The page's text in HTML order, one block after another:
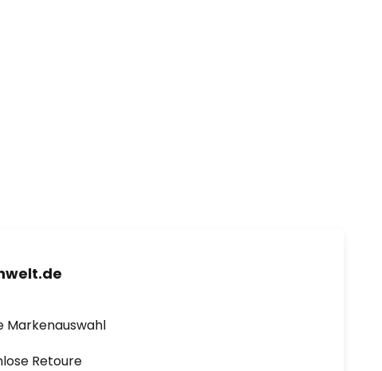
Markenauswahl
Retoure